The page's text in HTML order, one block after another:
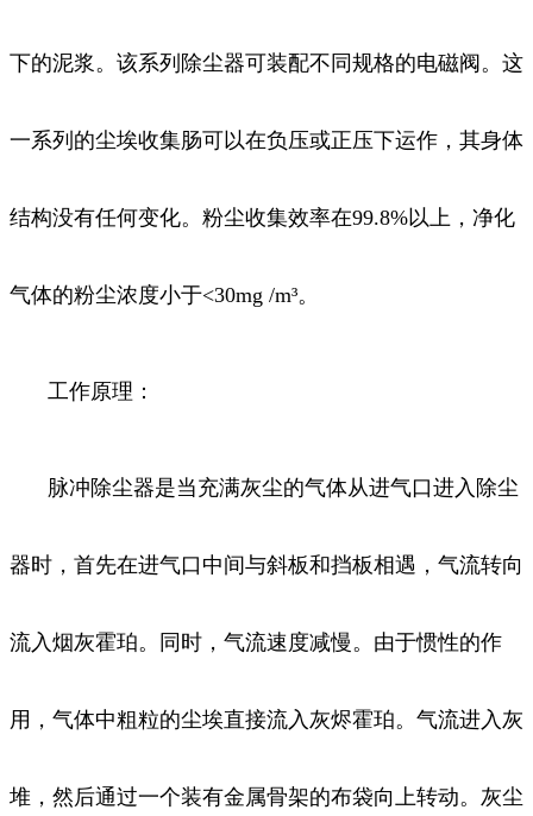
下的泥浆。该系列除尘器可装配不同规格的电磁阀。这
一系列的尘埃收集肠可以在负压或正压下运作，其身体
结构没有任何变化。粉尘收集效率在99.8%以上，净化
气体的粉尘浓度小于<30mg /m³。
工作原理：
脉冲除尘器是当充满灰尘的气体从进气口进入除尘
器时，首先在进气口中间与斜板和挡板相遇，气流转向
流入烟灰霍珀。同时，气流速度减慢。由于惯性的作
用，气体中粗粒的尘埃直接流入灰烬霍珀。气流进入灰
堆，然后通过一个装有金属骨架的布袋向上转动。灰尘